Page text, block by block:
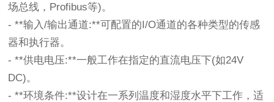
场总线，Profibus等)。
- **输入/输出通道:**可配置的I/O通道的各种类型的传感
器和执行器。
- **供电电压:**一般工作在指定的直流电压下(如24V
DC)。
- **环境条件:**设计在一系列温度和湿度水平下工作，适